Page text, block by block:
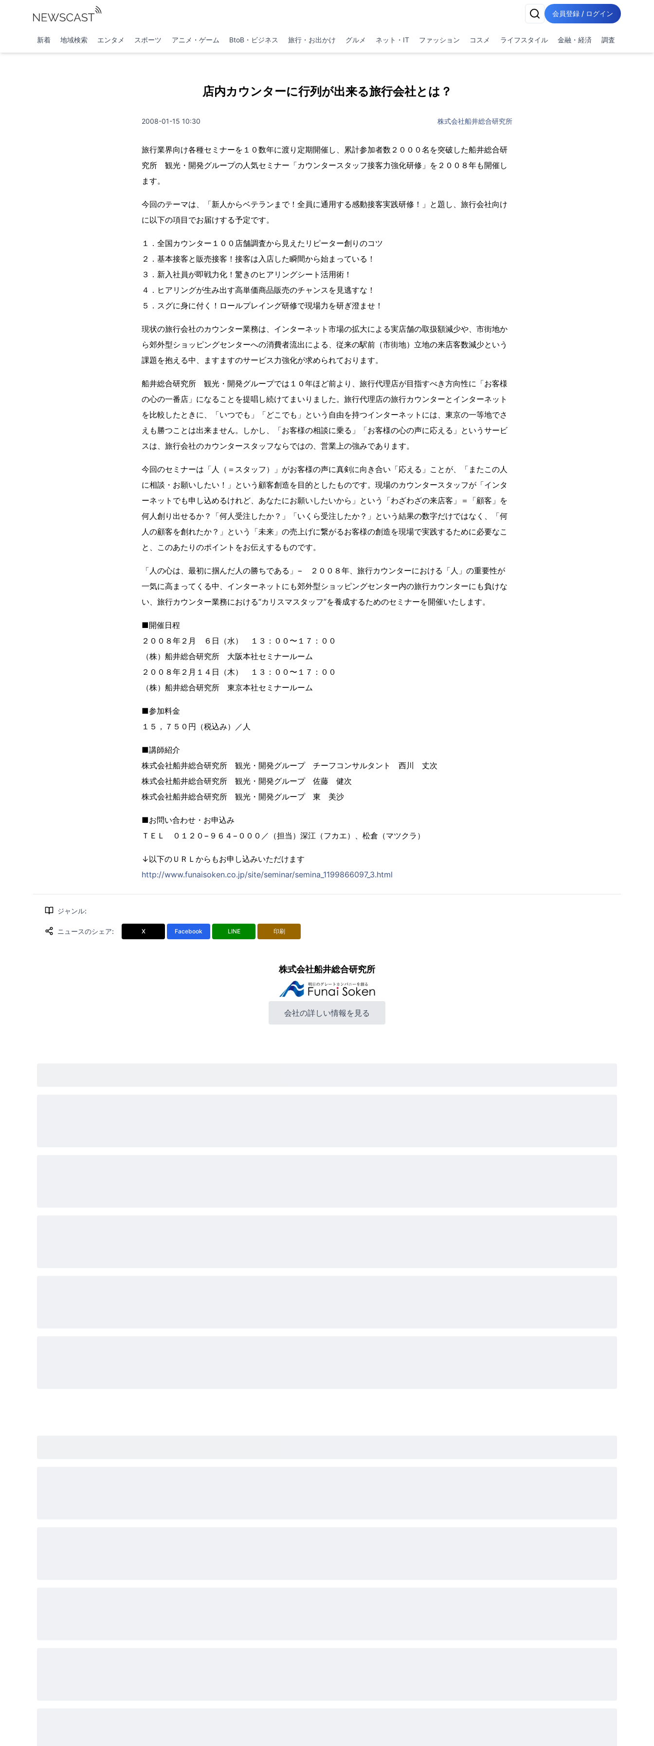
会員登録 / ログイン
新着 地域検索 エンタメ スポーツ アニメ・ゲーム BtoB・ビジネス 旅行・お出かけ グルメ ネット・IT ファッション コスメ ライフスタイル 金融・経済 調査
店内カウンターに行列が出来る旅行会社とは？
2008-01-15 10:30 株式会社船井総合研究所
旅行業界向け各種セミナーを１０数年に渡り定期開催し、累計参加者数２０００名を突破した船井総合研
究所 観光・開発グループの人気セミナー「カウンタースタッフ接客力強化研修」を２００８年も開催し
ます。
今回のテーマは、「新人からベテランまで！全員に通用する感動接客実践研修！」と題し、旅行会社向け
に以下の項目でお届けする予定です。
１．全国カウンター１００店舗調査から見えたリピーター創りのコツ
２．基本接客と販売接客！接客は入店した瞬間から始まっている！
３．新入社員が即戦力化！驚きのヒアリングシート活用術！
４．ヒアリングが生み出す高単価商品販売のチャンスを見逃すな！
５．スグに身に付く！ロールプレイング研修で現場力を研ぎ澄ませ！
現状の旅行会社のカウンター業務は、インターネット市場の拡大による実店舗の取扱額減少や、市街地か
ら郊外型ショッピングセンターへの消費者流出による、従来の駅前（市街地）立地の来店客数減少という
課題を抱える中、ますますのサービス力強化が求められております。
船井総合研究所 観光・開発グループでは１０年ほど前より、旅行代理店が目指すべき方向性に「お客様
の心の一番店」になることを提唱し続けてまいりました。旅行代理店の旅行カウンターとインターネット
を比較したときに、「いつでも」「どこでも」という自由を持つインターネットには、東京の一等地でさ
えも勝つことは出来ません。しかし、「お客様の相談に乗る」「お客様の心の声に応える」というサービ
スは、旅行会社のカウンタースタッフならではの、営業上の強みであります。
今回のセミナーは「人（＝スタッフ）」がお客様の声に真剣に向き合い「応える」ことが、「またこの人
に相談・お願いしたい！」という顧客創造を目的としたものです。現場のカウンタースタッフが「インタ
ーネットでも申し込めるけれど、あなたにお願いしたいから」という「わざわざの来店客」＝「顧客」を
何人創り出せるか？「何人受注したか？」「いくら受注したか？」という結果の数字だけではなく、「何
人の顧客を創れたか？」という「未来」の売上げに繋がるお客様の創造を現場で実践するために必要なこ
と、このあたりのポイントをお伝えするものです。
「人の心は、最初に掴んだ人の勝ちである」− ２００８年、旅行カウンターにおける「人」の重要性が
一気に高まってくる中、インターネットにも郊外型ショッピングセンター内の旅行カウンターにも負けな
い、旅行カウンター業務における“カリスマスタッフ”を養成するためのセミナーを開催いたします。
■開催日程
２００８年２月 ６日（水） １３：００〜１７：００
（株）船井総合研究所 大阪本社セミナールーム
２００８年２月１４日（木） １３：００〜１７：００
（株）船井総合研究所 東京本社セミナールーム
■参加料金
１５，７５０円（税込み）／人
■講師紹介
株式会社船井総合研究所 観光・開発グループ チーフコンサルタント 西川 丈次
株式会社船井総合研究所 観光・開発グループ 佐藤 健次
株式会社船井総合研究所 観光・開発グループ 東 美沙
■お問い合わせ・お申込み
ＴＥＬ ０１２０−９６４−０００／（担当）深江（フカエ）、松倉（マツクラ）
↓以下のＵＲＬからもお申し込みいただけます
http://www.funaisoken.co.jp/site/seminar/semina_1199866097_3.html
ジャンル:
ニュースのシェア: X Facebook LINE 印刷
株式会社船井総合研究所
会社の詳しい情報を見る